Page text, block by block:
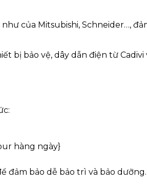
của Mitsubishi, Schneider…,
bị bảo vệ, dây dẫn điện từ Cadivi
hàng ngày}
đảm bảo dễ bảo trì và bảo dưỡng.